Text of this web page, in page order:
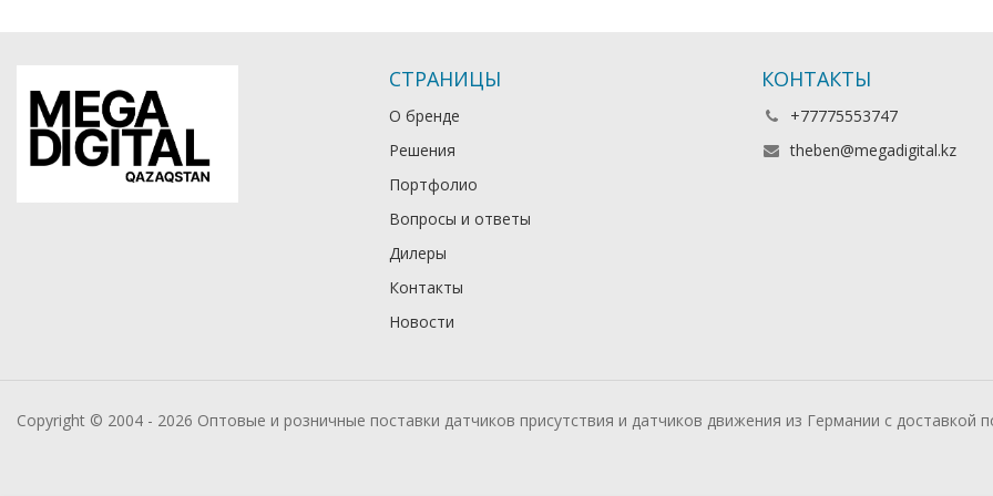
СТРАНИЦЫ
О бренде
Решения
Портфолио
Вопросы и ответы
Дилеры
Контакты
Новости
КОНТАКТЫ
+77775553747
theben@megadigital.kz
Copyright © 2004 - 2026 Оптовые и розничные поставки датчиков присутствия и датчиков движения из Германии с доставкой